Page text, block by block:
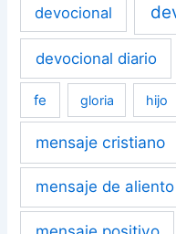
devocional
devocional diario
fe gloria hijo
mensaje cristiano
mensaje de